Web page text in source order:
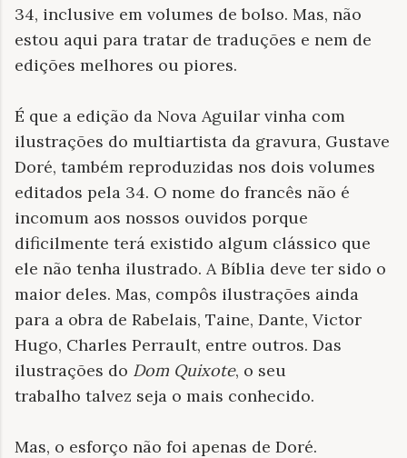
34, inclusive em volumes de bolso. Mas, não
estou aqui para tratar de traduções e nem de
edições melhores ou piores.
É que a edição da Nova Aguilar vinha com
ilustrações do multiartista da gravura, Gustave
Doré, também reproduzidas nos dois volumes
editados pela 34. O nome do francês não é
incomum aos nossos ouvidos porque
dificilmente terá existido algum clássico que
ele não tenha ilustrado. A Bíblia deve ter sido o
maior deles. Mas, compôs ilustrações ainda
para a obra de Rabelais, Taine, Dante, Victor
Hugo, Charles Perrault, entre outros. Das
ilustrações do Dom Quixote, o seu
trabalho talvez seja o mais conhecido.
Mas, o esforço não foi apenas de Doré.